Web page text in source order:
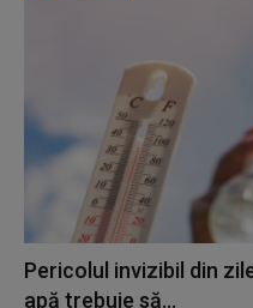
Pericolul invizibil din
apă trebuie să...